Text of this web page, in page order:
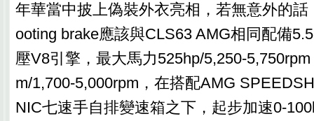
年華當中披上偽裝外衣亮相，若無意外的話
ooting brake應該與CLS63 AMG相同配備
壓V8引擎，最大馬力525hp/5,250-
m/1,700-5,000rpm，在搭配AMG
NIC七速手自排變速箱之下，起步加速0-